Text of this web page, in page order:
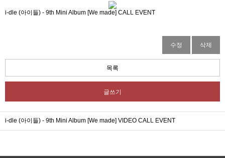
i-dle (아이들) - 9th Mini Album [We made] CALL EVENT
수정 삭제
목록
글쓰기
i-dle (아이들) - 9th Mini Album [We made] VIDEO CALL EVENT